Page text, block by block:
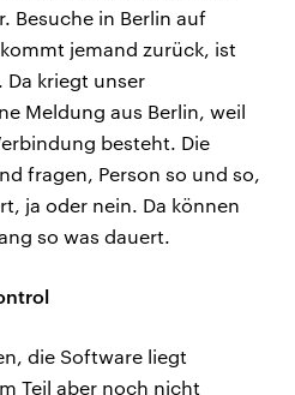
Besuche in Berlin auf
jemand zurück, ist
kriegt unser
Meldung aus Berlin, weil
besteht. Die
fragen, Person so und so,
ja oder nein. Da können
so was dauert.
die Software liegt
Teil aber noch nicht